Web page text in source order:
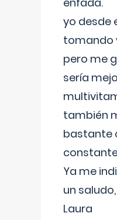
yo desde
tomando
pero me
sería
también
bastante
Ya me
un saludo,
Laura